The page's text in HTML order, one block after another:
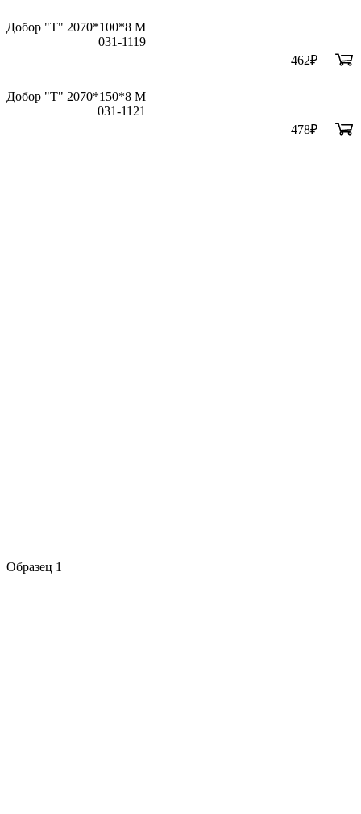
Добор "Т" 2070*100*8 М
031-1119
462₽
Добор "Т" 2070*150*8 М
031-1121
478₽
Образец 1